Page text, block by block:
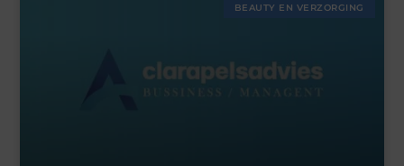
BEAUTY EN VERZORGING